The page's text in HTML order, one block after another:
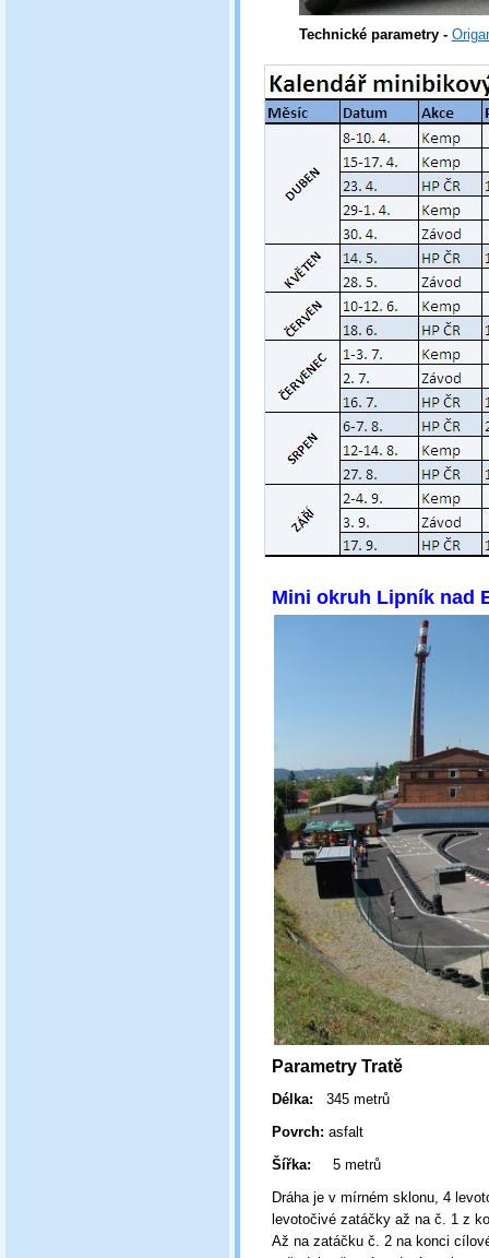
Technické parametry -
Mini okruh Lipník nad
Parametry Tratě
Délka: 345 metrů
Povrch: asfalt
Šířka: 5 metrů
Dráha je v mírném sklonu, 4
levotočivé zatáčky až na č. 1 z
Až na zatáčku č. 2 na konci